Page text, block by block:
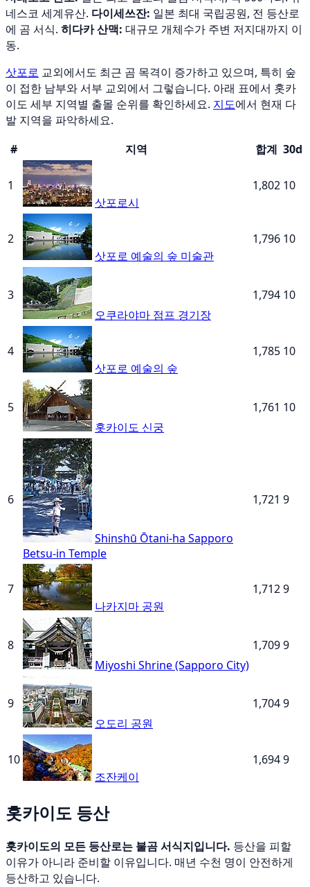
네스코 세계유산. 다이세쓰잔: 일본 최대 국립공원, 전 등산로
에 곰 서식. 히다카 산맥: 대규모 개체수가 주변 저지대까지 이
동.
삿포로 교외에서도 최근 곰 목격이 증가하고 있으며, 특히 숲
이 접한 남부와 서부 교외에서 그렇습니다. 아래 표에서 홋카
이도 세부 지역별 출몰 순위를 확인하세요. 지도에서 현재 다
발 지역을 파악하세요.
#
지역 합계 30d
1
삿포로시
1,802 10
2
삿포로 예술의 숲 미술관
1,796 10
3
오쿠라야마 점프 경기장
1,794 10
4
삿포로 예술의 숲
1,785 10
5
홋카이도 신궁
1,761 10
6
Shinshū Ōtani-ha Sapporo
Betsu-in Temple
1,721 9
7
나카지마 공원
1,7129
8
Miyoshi Shrine (Sapporo City)
1,7099
9
오도리 공원
1,7049
10
조잔케이
1,6949
홋카이도 등산
홋카이도의 모든 등산로는 불곰 서식지입니다. 등산을 피할
이유가 아니라 준비할 이유입니다. 매년 수천 명이 안전하게
등산하고 있습니다.